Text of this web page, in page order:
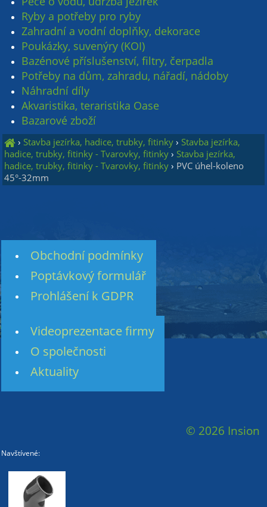
Ryby a potřeby pro ryby
Zahradní a vodní doplňky, dekorace
Poukázky, suvenýry (KOI)
Bazénové příslušenství, filtry, čerpadla
Potřeby na dům, zahradu, nářadí, nádoby
Náhradní díly
Akvaristika, teraristika Oase
Bazarové zboží
› Stavba jezírka, hadice, trubky, fitinky › Stavba jezírka,
hadice, trubky, fitinky - Tvarovky, fitinky › Stavba jezírka,
hadice, trubky, fitinky - Tvarovky, fitinky › PVC úhel-koleno
45°-32mm
Obchodní podmínky
Poptávkový formulář
Prohlášení k GDPR
Videoprezentace firmy
O společnosti
Aktuality
© 2026 Insion
Navštívené: